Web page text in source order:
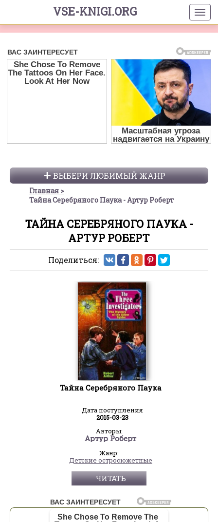
VSE-KNIGI.ORG
ВЫБЕРИ ЛЮБИМЫЙ ЖАНР
Главная
Тайна Серебряного Паука - Артур Роберт
ТАЙНА СЕРЕБРЯНОГО ПАУКА -
АРТУР РОБЕРТ
Поделиться:
Тайна Серебряного Паука
Дата поступления
2015-03-23
Авторы:
Артур Роберт
Жанр:
Детские остросюжетные
ЧИТАТЬ